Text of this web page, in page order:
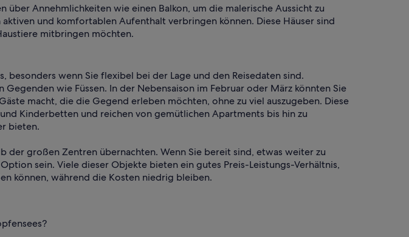
Annehmlichkeiten wie einen Balkon, um die malerische Aussicht zu
und komfortablen Aufenthalt verbringen können. Diese Häuser sind
mitbringen möchten.
wenn Sie flexibel bei der Lage und den Reisedaten sind.
wie Füssen. In der Nebensaison im Februar oder März könnten Sie
macht, die die Gegend erleben möchten, ohne zu viel auszugeben. Diese
Kinderbetten und reichen von gemütlichen Apartments bis hin zu
bieten.
der großen Zentren übernachten. Wenn Sie bereit sind, etwas weiter zu
sein. Viele dieser Objekte bieten ein gutes Preis-Leistungs-Verhältnis,
können, während die Kosten niedrig bleiben.